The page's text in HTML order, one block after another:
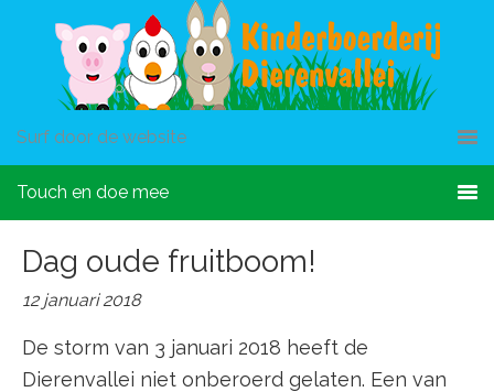
Surf door de website
Touch en doe mee
Dag oude fruitboom!
12 januari 2018
De storm van 3 januari 2018 heeft de
Dierenvallei niet onberoerd gelaten. Een van